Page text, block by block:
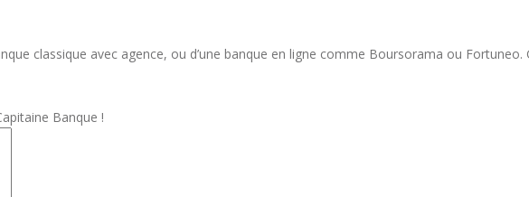
classique avec agence, ou d’une banque en ligne comme Boursorama ou
Banque !